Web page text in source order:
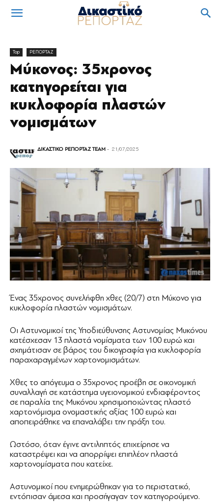
Top ΡΕΠΟΡΤΑΖ
Μύκονος: 35χρονος
κατηγορείται για
κυκλοφορία πλαστών
νομισμάτων
ΔΙΚΑΣΤΙΚΟ ΡΕΠΟΡΤΑΖ TEAM - 21/07/2025
Ένας 35χρονος συνελήφθη χθες (20/7) στη Μύκονο για
κυκλοφορία πλαστών νομισμάτων.
Οι Αστυνομικοί της Υποδιεύθυνσης Αστυνομίας Μυκόνου
κατέσχεσαν 13 πλαστά νομίσματα των 100 ευρώ και
σχημάτισαν σε βάρος του δικογραφία για κυκλοφορία
παραχαραγμένων χαρτονομισμάτων.
Χθες το απόγευμα ο 35χρονος προέβη σε οικονομική
συναλλαγή σε κατάστημα υγειονομικού ενδιαφέροντος
σε παραλία της Μυκόνου χρησιμοποιώντας πλαστό
χαρτονόμισμα ονομαστικής αξίας 100 ευρώ και
αποπειράθηκε να επαναλάβει την πράξη του.
Ωστόσο, όταν έγινε αντιληπτός επιχείρησε να
καταστρέψει και να απορρίψει επιπλέον πλαστά
χαρτονομίσματα που κατείχε.
Αστυνομικοί που ενημερώθηκαν για το περιστατικό,
εντόπισαν άμεσα και προσήγαγαν τον κατηγορούμενο.